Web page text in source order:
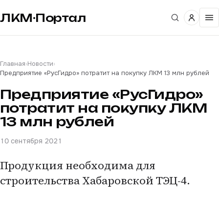
ЛКМ·Портал
Главная›Новости›
Предприятие «РусГидро» потратит на покупку ЛКМ 13 млн рублей
Предприятие «РусГидро»
потратит на покупку ЛКМ
13 млн рублей
10 сентября 2021
Продукция необходима для
строительства Хабаровской ТЭЦ-4.